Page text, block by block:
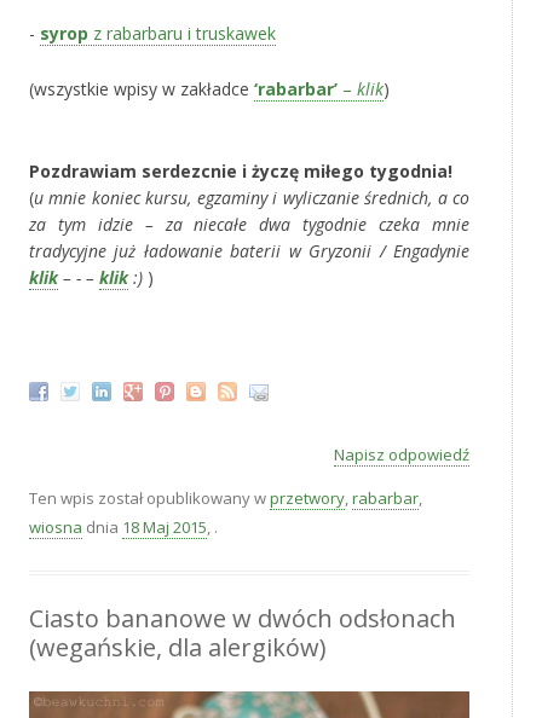
- syrop z rabarbaru i truskawek
(wszystkie wpisy w zakładce ‘rabarbar’ – klik)
Pozdrawiam serdezcnie i życzę miłego tygodnia!
(u mnie koniec kursu, egzaminy i wyliczanie średnich, a co
za tym idzie – za niecałe dwa tygodnie czeka mnie
tradycyjne już ładowanie baterii w Gryzonii / Engadynie
klik– - – klik:) )
Napisz odpowiedź
Ten wpis został opublikowany wprzetwory,rabarbar,
wiosna dnia 18 Maj 2015, .
Ciasto bananowe w dwóch odsłonach
(wegańskie, dla alergików)